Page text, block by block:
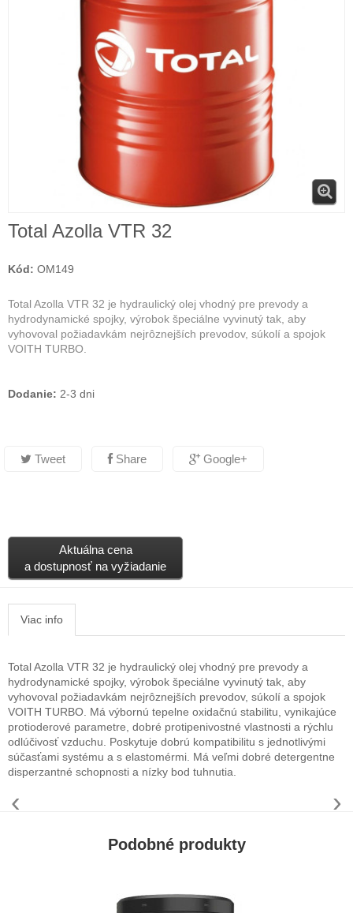
Total Azolla VTR 32
Kód: OM149
Total Azolla VTR 32 je hydraulický olej vhodný pre prevody a
hydrodynamické spojky, výrobok špeciálne vyvinutý tak, aby
vyhovoval požiadavkám nejrôznejších prevodov, súkolí a spojok
VOITH TURBO.
Dodanie: 2-3 dni
Tweet Share Google+
Aktuálna cena
a dostupnosť na vyžiadanie
Viac info
Total Azolla VTR 32 je hydraulický olej vhodný pre prevody a
hydrodynamické spojky, výrobok špeciálne vyvinutý tak, aby
vyhovoval požiadavkám nejrôznejších prevodov, súkolí a spojok
VOITH TURBO. Má výbornú tepelne oxidačnú stabilitu, vynikajúce
protioderové parametre, dobré protipenivostné vlastnosti a rýchlu
odlúčivosť vzduchu. Poskytuje dobrú kompatibilitu s jednotlivými
súčasťami systému a s elastomérmi. Má veľmi dobré detergentne
disperzantné schopnosti a nízky bod tuhnutia.
Podobné produkty
‹ ›